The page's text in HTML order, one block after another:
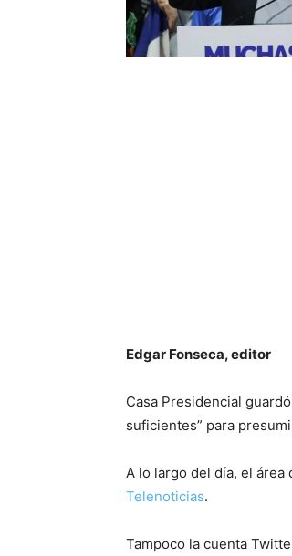
Edgar Fonseca, editor
Casa Presidencial
suficientes” para
A lo largo del día, el
Telenoticias.
Tampoco la cuenta